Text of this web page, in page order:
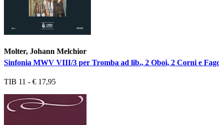
Molter, Johann Melchior
Sinfonia MWV VIII/3 per Tromba ad lib., 2 Oboi, 2 Corni e
TIB 11 - € 17,95